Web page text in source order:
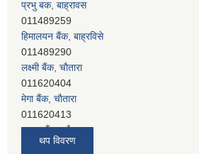
हिमालयन बैंक, बाह्रविसे
011489290
लक्ष्मी बैंक, चाैतारा
011620404
मेगा बैंक, चाैतारा
011620413
जनता बैंक, चाैतारा
011620406
देव विकास बैंक, बाह्रविसे
थप विवरण